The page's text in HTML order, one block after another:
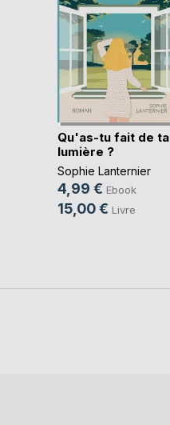
Qu'as-tu fait de ta
lumière ?
Sophie Lanternier
4,99 € Ebook
15,00 € Livre